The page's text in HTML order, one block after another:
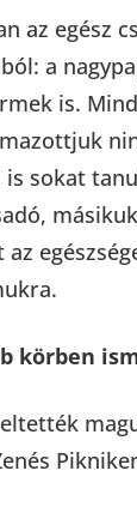
az egész
a
is.
sokat
körben